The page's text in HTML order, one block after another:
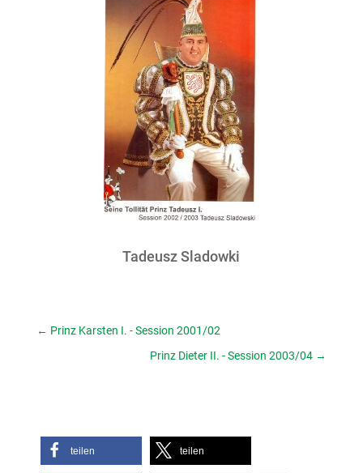
Tadeusz Sladowki
← Prinz Karsten I. - Session 2001/02
Prinz Dieter II. - Session 2003/04 →
teilen teilen